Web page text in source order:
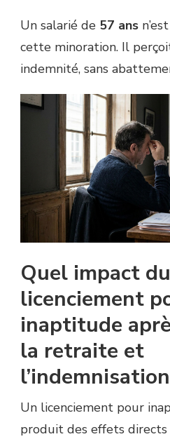
Un salarié de 57 ans
cette minoration. Il
indemnité, sans
Quel impact du
licenciement
inaptitude
la retraite et
Un licenciement pour
produit des effets directs